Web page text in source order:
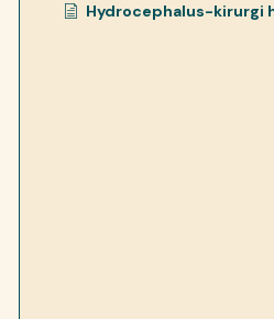
Hydrocephalus-kirurgi